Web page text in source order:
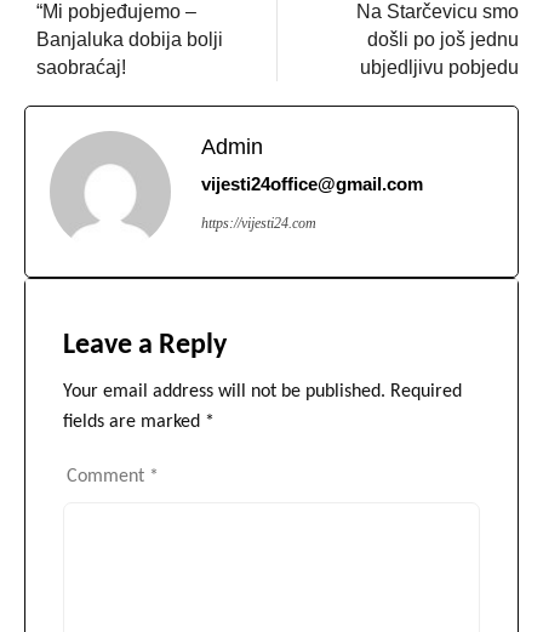
“Mi pobjeđujemo –
Banjaluka dobija bolji
saobraćaj!
Na Starčevicu smo
došli po još jednu
ubjedljivu pobjedu
Admin
vijesti24office@gmail.com
https://vijesti24.com
Leave a Reply
Your email address will not be published. Required
fields are marked *
Comment *